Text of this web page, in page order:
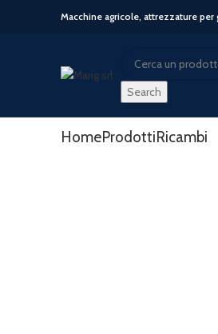
Macchine agricole, attrezzature per
Search
HomeProdottiRicambi
Start typing to see posts you are looking for.